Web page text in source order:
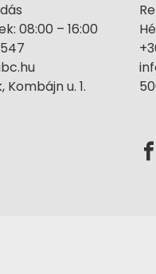
08:00 – 16:00
Kombájn u. 1.